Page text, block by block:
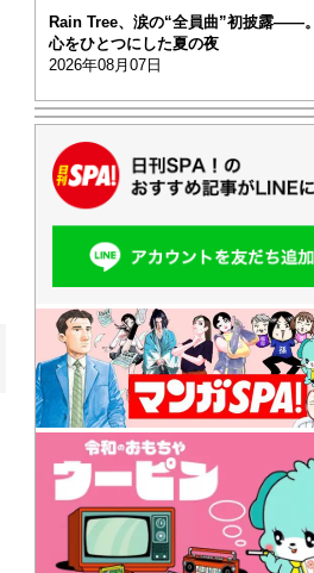
Rain Tree、涙の“全員曲”初披露――
心をひとつにした夏の夜
2026年08月07日